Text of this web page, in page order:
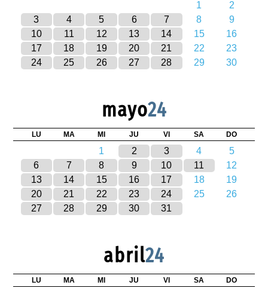
1
2
3
4 5 6 7 8
9
10
11 12 13 14 15
16
17
18 19 20 21 22
23
24
25 26 27 28 29 30
mayo24
LU MA MI JU VI SA DO
1 2 3 4
5
6
7 8 9 10 11
12
13
14 15 16 17 18
19
20
21 22 23 24 25
26
27
28 29 30 31
abril24
LU MA MI JU VI SA DO